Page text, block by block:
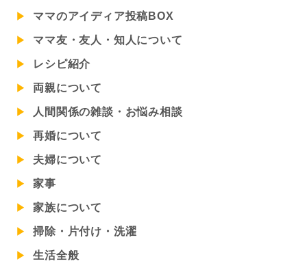
ママのアイディア投稿BOX
ママ友・友人・知人について
レシピ紹介
両親について
人間関係の雑談・お悩み相談
再婚について
夫婦について
家事
家族について
掃除・片付け・洗濯
生活全般